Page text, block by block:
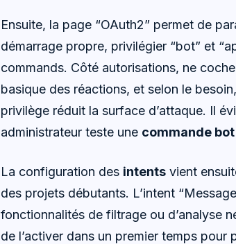
Ensuite, la page “OAuth2” permet de
démarrage propre, privilégier “bot” et
commands. Côté autorisations, ne
basique des réactions, et selon le
privilège réduit la surface d’attaque. Il
administrateur teste une commande bot
La configuration des intents vient
des projets débutants. L’intent
fonctionnalités de filtrage ou d’analyse
de l’activer dans un premier temps